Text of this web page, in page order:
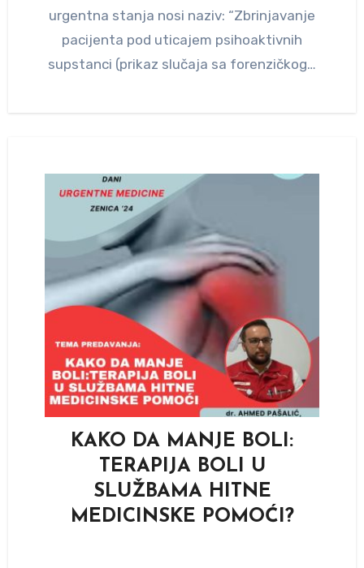
urgentna stanja nosi naziv: “Zbrinjavanje
pacijenta pod uticajem psihoaktivnih
supstanci (prikaz slučaja sa forenzičkog…
KAKO DA MANJE BOLI:
TERAPIJA BOLI U
SLUŽBAMA HITNE
MEDICINSKE POMOĆI?